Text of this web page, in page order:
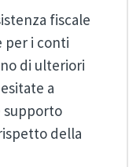
fiscale
per i conti
di ulteriori
a
supporto
della